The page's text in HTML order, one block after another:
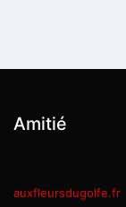
Amitié
auxfleursdugolfe.fr